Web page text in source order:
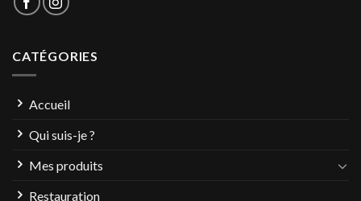
CATÉGORIES
Accueil
Qui suis-je ?
Mes produits
Restauration